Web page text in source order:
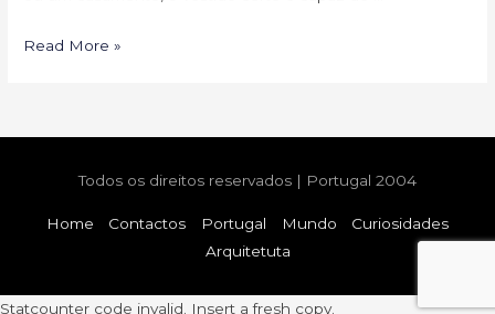
Os
Read More »
Todos os direitos reservados | Portugal 2004
Home Contactos Portugal Mundo
Curiosidades
Arquitetuta
Statcounter code invalid. Insert a fresh copy.